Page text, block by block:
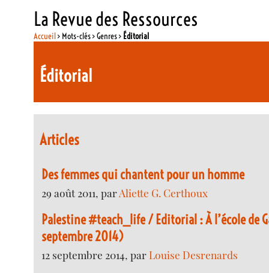
La Revue des Ressources
Accueil> Mots-clés > Genres > Éditorial
Éditorial
Articles
Des femmes qui chantent pour un homme
29 août 2011, parAliette G. Certhoux
Palestine #teach_life / Editorial : À l’école de
septembre 2014)
12 septembre 2014, parLouise Desrenards